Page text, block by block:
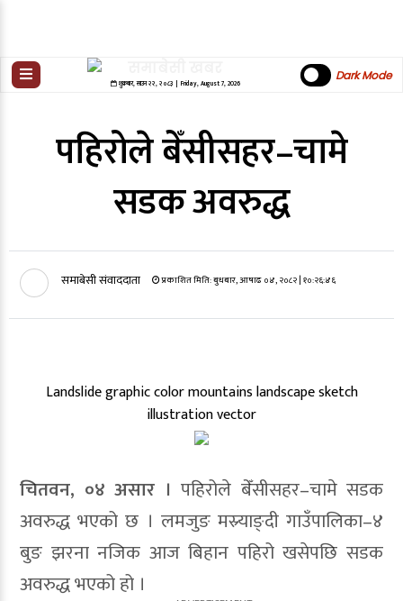
शुक्रबार,साउन २२,२०८३| Friday, August 7, 2026
Dark Mode
पहिरोले बेँसीसहर–चामे
सडक अवरुद्ध
समाबेसी संवाददाता प्रकाशित मिति:बुधबार, आषाढ ०४, २०८२| १०:२६:४६
Landslide graphic color mountains landscape sketch
illustration vector
चितवन, ०४ असार । पहिरोले बेँसीसहर–चामे सडक
अवरुद्ध भएको छ । लमजुङ मस्र्याङ्दी गाउँपालिका–४
बुङ झरना नजिक आज बिहान पहिरो खसेपछि सडक
अवरुद्ध भएको हो ।